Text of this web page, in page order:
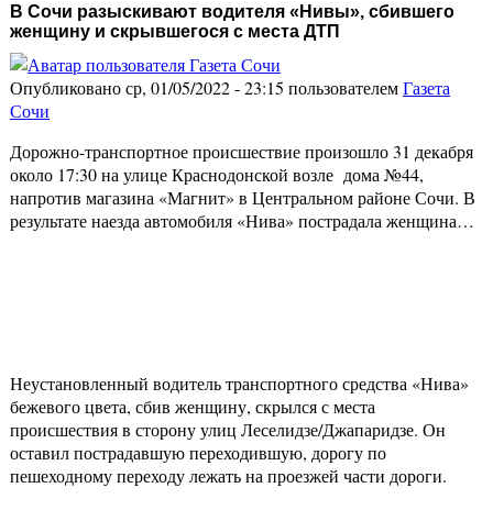
В Сочи разыскивают водителя «Нивы», сбившего
женщину и скрывшегося с места ДТП
Опубликовано ср, 01/05/2022 - 23:15 пользователемГазета
Сочи
Дорожно-транспортное происшествие произошло 31 декабря
около 17:30 на улице Краснодонской возле дома №44,
напротив магазина «Магнит» в Центральном районе Сочи. В
результате наезда автомобиля «Нива» пострадала женщина…
Неустановленный водитель транспортного средства «Нива»
бежевого цвета, сбив женщину, скрылся с места
происшествия в сторону улиц Леселидзе/Джапаридзе. Он
оставил пострадавшую переходившую, дорогу по
пешеходному переходу лежать на проезжей части дороги.